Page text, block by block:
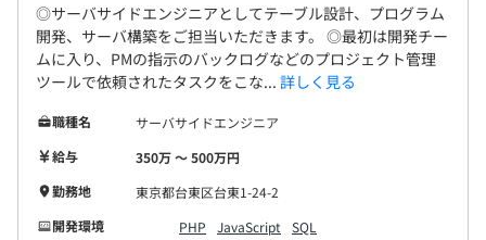
◎サーバサイドエンジニアとしてテーブル設計、プログラム
開発、サーバ構築をご担当いただきます。 ◎最初は開発チー
ムに入り、PMの指示のバックログなどのプロジェクト管理
ツールで依頼されたタスクをこな... 詳しく見る
職種名
サーバサイドエンジニア
給与
350万 〜 500万円
勤務地
東京都台東区台東1-24-2
開発環境
PHP JavaScript
SQL